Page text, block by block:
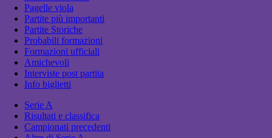
Pagelle viola
Partite più importanti
Partite Storiche
Probabili formazioni
Formazioni ufficiali
Amichevoli
Interviste post partita
Info biglietti
Serie A
Risultati e classifica
Campionati precedenti